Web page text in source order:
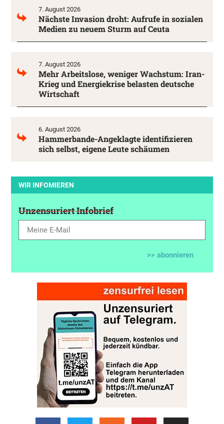
7. August 2026
Nächste Invasion droht: Aufrufe in sozialen
Medien zu neuem Sturm auf Ceuta
7. August 2026
Mehr Arbeitslose, weniger Wachstum: Iran-
Krieg und Energiekrise belasten deutsche
Wirtschaft
6. August 2026
Hammerbande-Angeklagte identifizieren
sich selbst, eigene Leute schäumen
WIR INFOMIEREN
Unzensuriert Infobrief
>> abonnieren